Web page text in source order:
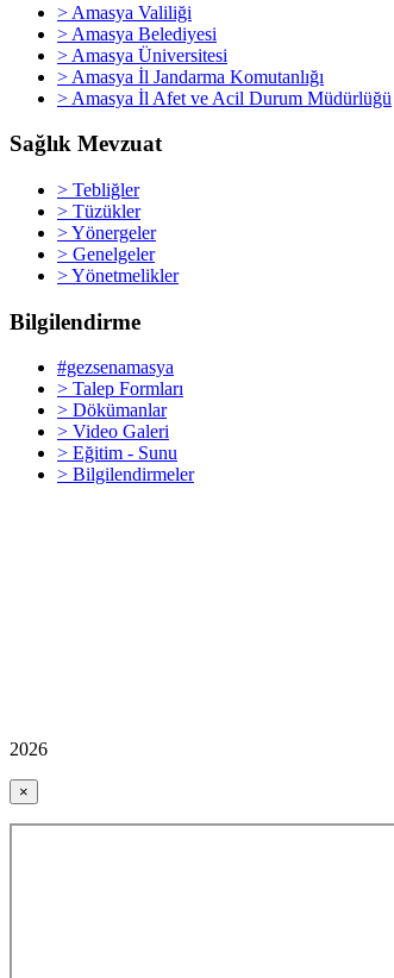
> Amasya Valiliği
> Amasya Belediyesi
> Amasya Üniversitesi
> Amasya İl Jandarma Komutanlığı
> Amasya İl Afet ve Acil Durum Müdürlüğü
Sağlık Mevzuat
> Tebliğler
> Tüzükler
> Yönergeler
> Genelgeler
> Yönetmelikler
Bilgilendirme
#gezsenamasya
> Talep Formları
> Dökümanlar
> Video Galeri
> Eğitim - Sunu
> Bilgilendirmeler
2026
×